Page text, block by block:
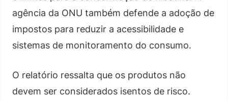
agência da ONU também defende a adoção de
impostos para reduzir a acessibilidade e
sistemas de monitoramento do consumo.
O relatório ressalta que os produtos não
devem ser considerados isentos de risco.